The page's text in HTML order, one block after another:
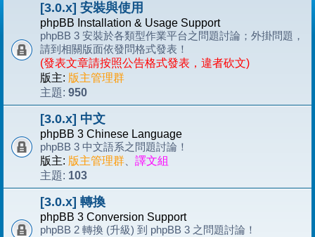
[3.0.x] 安裝與使用
phpBB Installation & Usage Support
phpBB 3 安裝於各類型作業平台之問題討論；外掛問題，
請到相關版面依發問格式發表！
(發表文章請按照公告格式發表，違者砍文)
版主: 版主管理群
主題: 950
[3.0.x] 中文
phpBB 3 Chinese Language
phpBB 3 中文語系之問題討論！
版主: 版主管理群
譯文組
主題: 103
[3.0.x] 轉換
phpBB 3 Conversion Support
phpBB 2 轉換 (升級) 到 phpBB 3 之問題討論！